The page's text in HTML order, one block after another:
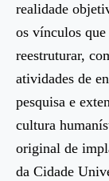
realidade
os vínculos
reestruturar,
atividades de
pesquisa e
cultura
original de
da Cidade